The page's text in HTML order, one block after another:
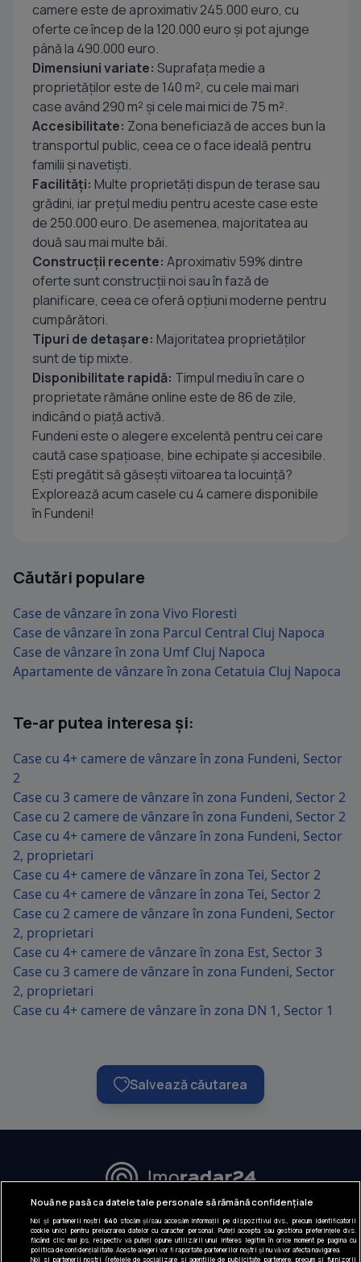
camere este de aproximativ 245.000 euro, cu
oferte ce încep de la 120.000 euro și pot ajunge
până la 490.000 euro.
Dimensiuni variate: Suprafața medie a
proprietăților este de 140 m², cu cele mai mari
case având 290 m² și cele mai mici de 75 m².
Accesibilitate: Zona beneficiază de acces bun la
transportul public, ceea ce o face ideală pentru
familii și navetiști.
Facilități: Multe proprietăți dispun de terase sau
grădini, iar prețul mediu pentru aceste case este
de 250.000 euro. De asemenea, majoritatea au
două sau mai multe băi.
Construcții recente: Aproximativ 59% dintre
oferte sunt construcții noi sau în fază de
planificare, ceea ce oferă opțiuni moderne pentru
cumpărători.
Tipuri de detașare: Majoritatea proprietăților
sunt de tip mixte.
Disponibilitate rapidă: Timpul mediu în care o
proprietate rămâne online este de 86 de zile,
indicând o piață activă.
Fundeni este o alegere excelentă pentru cei care
caută case spațioase, bine echipate și accesibile.
Ești pregătit să găsești viitoarea ta locuință?
Explorează acum casele cu 4 camere disponibile
în Fundeni!
Căutări populare
Case de vânzare în zona Vivo Floresti
Case de vânzare în zona Parcul Central Cluj Napoca
Case de vânzare în zona Umf Cluj Napoca
Apartamente de vânzare în zona Cetatuia Cluj Napoca
Te-ar putea interesa și:
Case cu 4+ camere de vânzare în zona Fundeni, Sector
2
Case cu 3 camere de vânzare în zona Fundeni, Sector 2
Case cu 2 camere de vânzare în zona Fundeni, Sector 2
Case cu 4+ camere de vânzare în zona Fundeni, Sector
2, proprietari
Case cu 4+ camere de vânzare în zona Tei, Sector 2
Case cu 4+ camere de vânzare în zona Tei, Sector 2
Case cu 2 camere de vânzare în zona Fundeni, Sector
2, proprietari
Case cu 4+ camere de vânzare în zona Est, Sector 3
Case cu 3 camere de vânzare în zona Fundeni, Sector
2, proprietari
Case cu 4+ camere de vânzare în zona DN 1, Sector 1
Salvează căutarea
URMĂREȘTE-NE:
INFORMAȚII COMPANIE
Despre noi
Nouă ne pasă ca datele tale personale să rămână confidențiale
Noi și partenerii noștri 640stocăm și/sau accesăm informații pe dispozitivul dvs., precum identificatorii
cookie unici pentru prelucrarea datelor cu caracter personal. Puteți accepta sau gestiona preferințele dvs.
făcând clic mai jos, respectiv vă puteți opune utilizării unui interes legitim în orice moment pe pagina cu
politica de confidențialitate. Aceste alegeri vor fi raportate partenerilor noștri și nu vă vor afecta navigarea.
Noi si partenerii nostri (retelele de socializare si agentiile de publicitate partenere, precum si furnizorii